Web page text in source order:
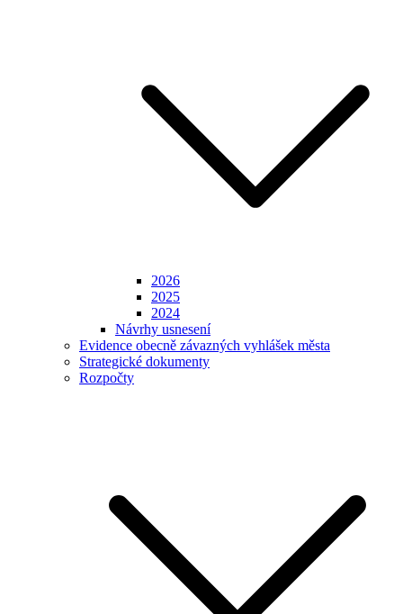
2026
2025
2024
Návrhy usnesení
Evidence obecně závazných vyhlášek města
Strategické dokumenty
Rozpočty